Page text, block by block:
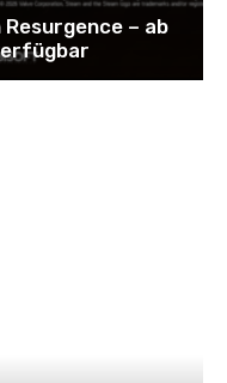
Resurgence – ab